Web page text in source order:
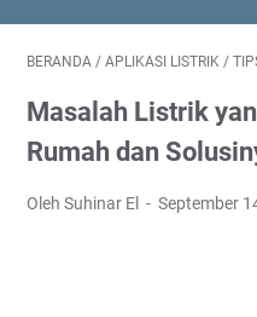
BERANDA / APLIKASI LISTRIK /
Masalah Listrik
Rumah dan
Oleh Suhinar El September